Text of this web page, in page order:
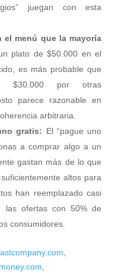
juegan con esta
el menú que la mayoría
plato de $50.000 en el
es más probable que
$30.000 por otras
parece razonable en
arbitraria.
gratis: El “pague uno
a comprar algo a un
gastan más de lo que
altos para
han reemplazado casi
las ofertas con 50% de
consumidores.
money.com